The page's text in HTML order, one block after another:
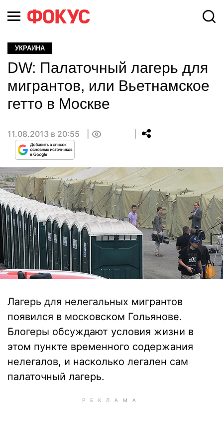
УКРАИНА
DW: Палаточный лагерь для
мигрантов, или Вьетнамское
гетто в Москве
11.08.2013 в 20:55
Лагерь для нелегальных мигрантов
появился в московском Гольянове.
Блогеры обсуждают условия жизни в
этом пункте временного содержания
нелегалов, и насколько легален сам
палаточный лагерь.